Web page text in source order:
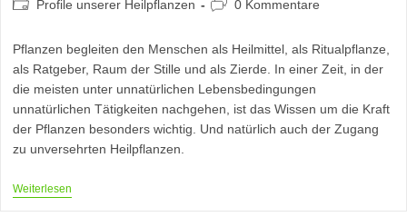
Beitrags-Profile unserer Heilpflanzen
Beitrags-0 Kommentare
Pflanzen begleiten den Menschen als Heilmittel, als Ritualpflanze,
als Ratgeber, Raum der Stille und als Zierde. In einer Zeit, in der
die meisten unter unnatürlichen Lebensbedingungen
unnatürlichen Tätigkeiten nachgehen, ist das Wissen um die Kraft
der Pflanzen besonders wichtig. Und natürlich auch der Zugang
zu unversehrten Heilpflanzen.
WeiterlesenPflanzen